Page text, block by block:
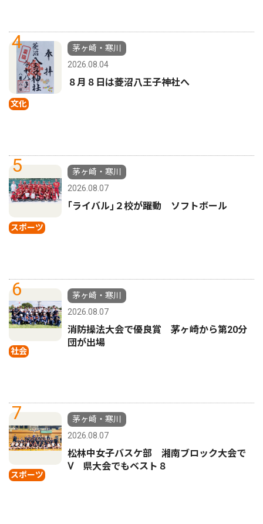
4
文化
茅ヶ崎・寒川
2026.08.04
８月８日は菱沼八王子神社へ
5
スポーツ
茅ヶ崎・寒川
2026.08.07
｢ライバル｣２校が躍動 ソフトボール
6
社会
茅ヶ崎・寒川
2026.08.07
消防操法大会で優良賞 茅ヶ崎から第20分
団が出場
7
スポーツ
茅ヶ崎・寒川
2026.08.07
松林中女子バスケ部 湘南ブロック大会で
Ⅴ 県大会でもベスト８